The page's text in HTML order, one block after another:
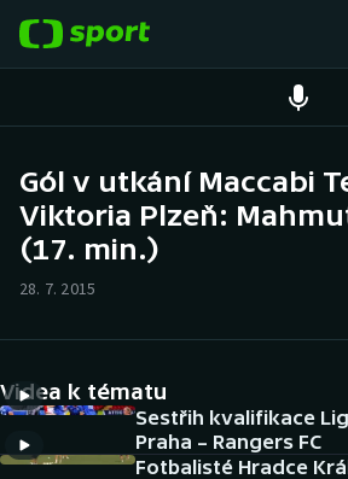
Hokej
Cyklistika
DALŠÍ SPORTY
Gól v utkání Maccabi
Viktoria Plzeň:
(17. min.)
28. 7. 2015
Videa k tématu
Sestřih kvalifikace
Praha – Rangers FC
Fotbalisté Hradce